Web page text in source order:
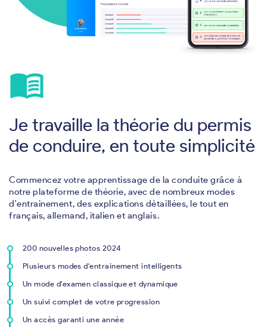
menu_book
Je travaille la théorie du permis
de conduire, en toute simplicité
Commencez votre apprentissage de la conduite grâce à
notre plateforme de théorie, avec de nombreux modes
d'entrainement, des explications détaillées, le tout en
français, allemand, italien et anglais.
200 nouvelles photos 2024
Plusieurs modes d'entrainement intelligents
Un mode d'examen classique et dynamique
Un suivi complet de votre progression
Un accès garanti une année